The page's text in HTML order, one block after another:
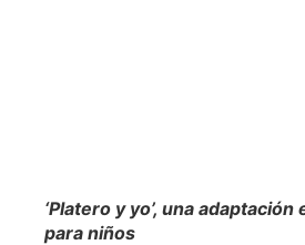
‘Platero y yo’, una
para niños